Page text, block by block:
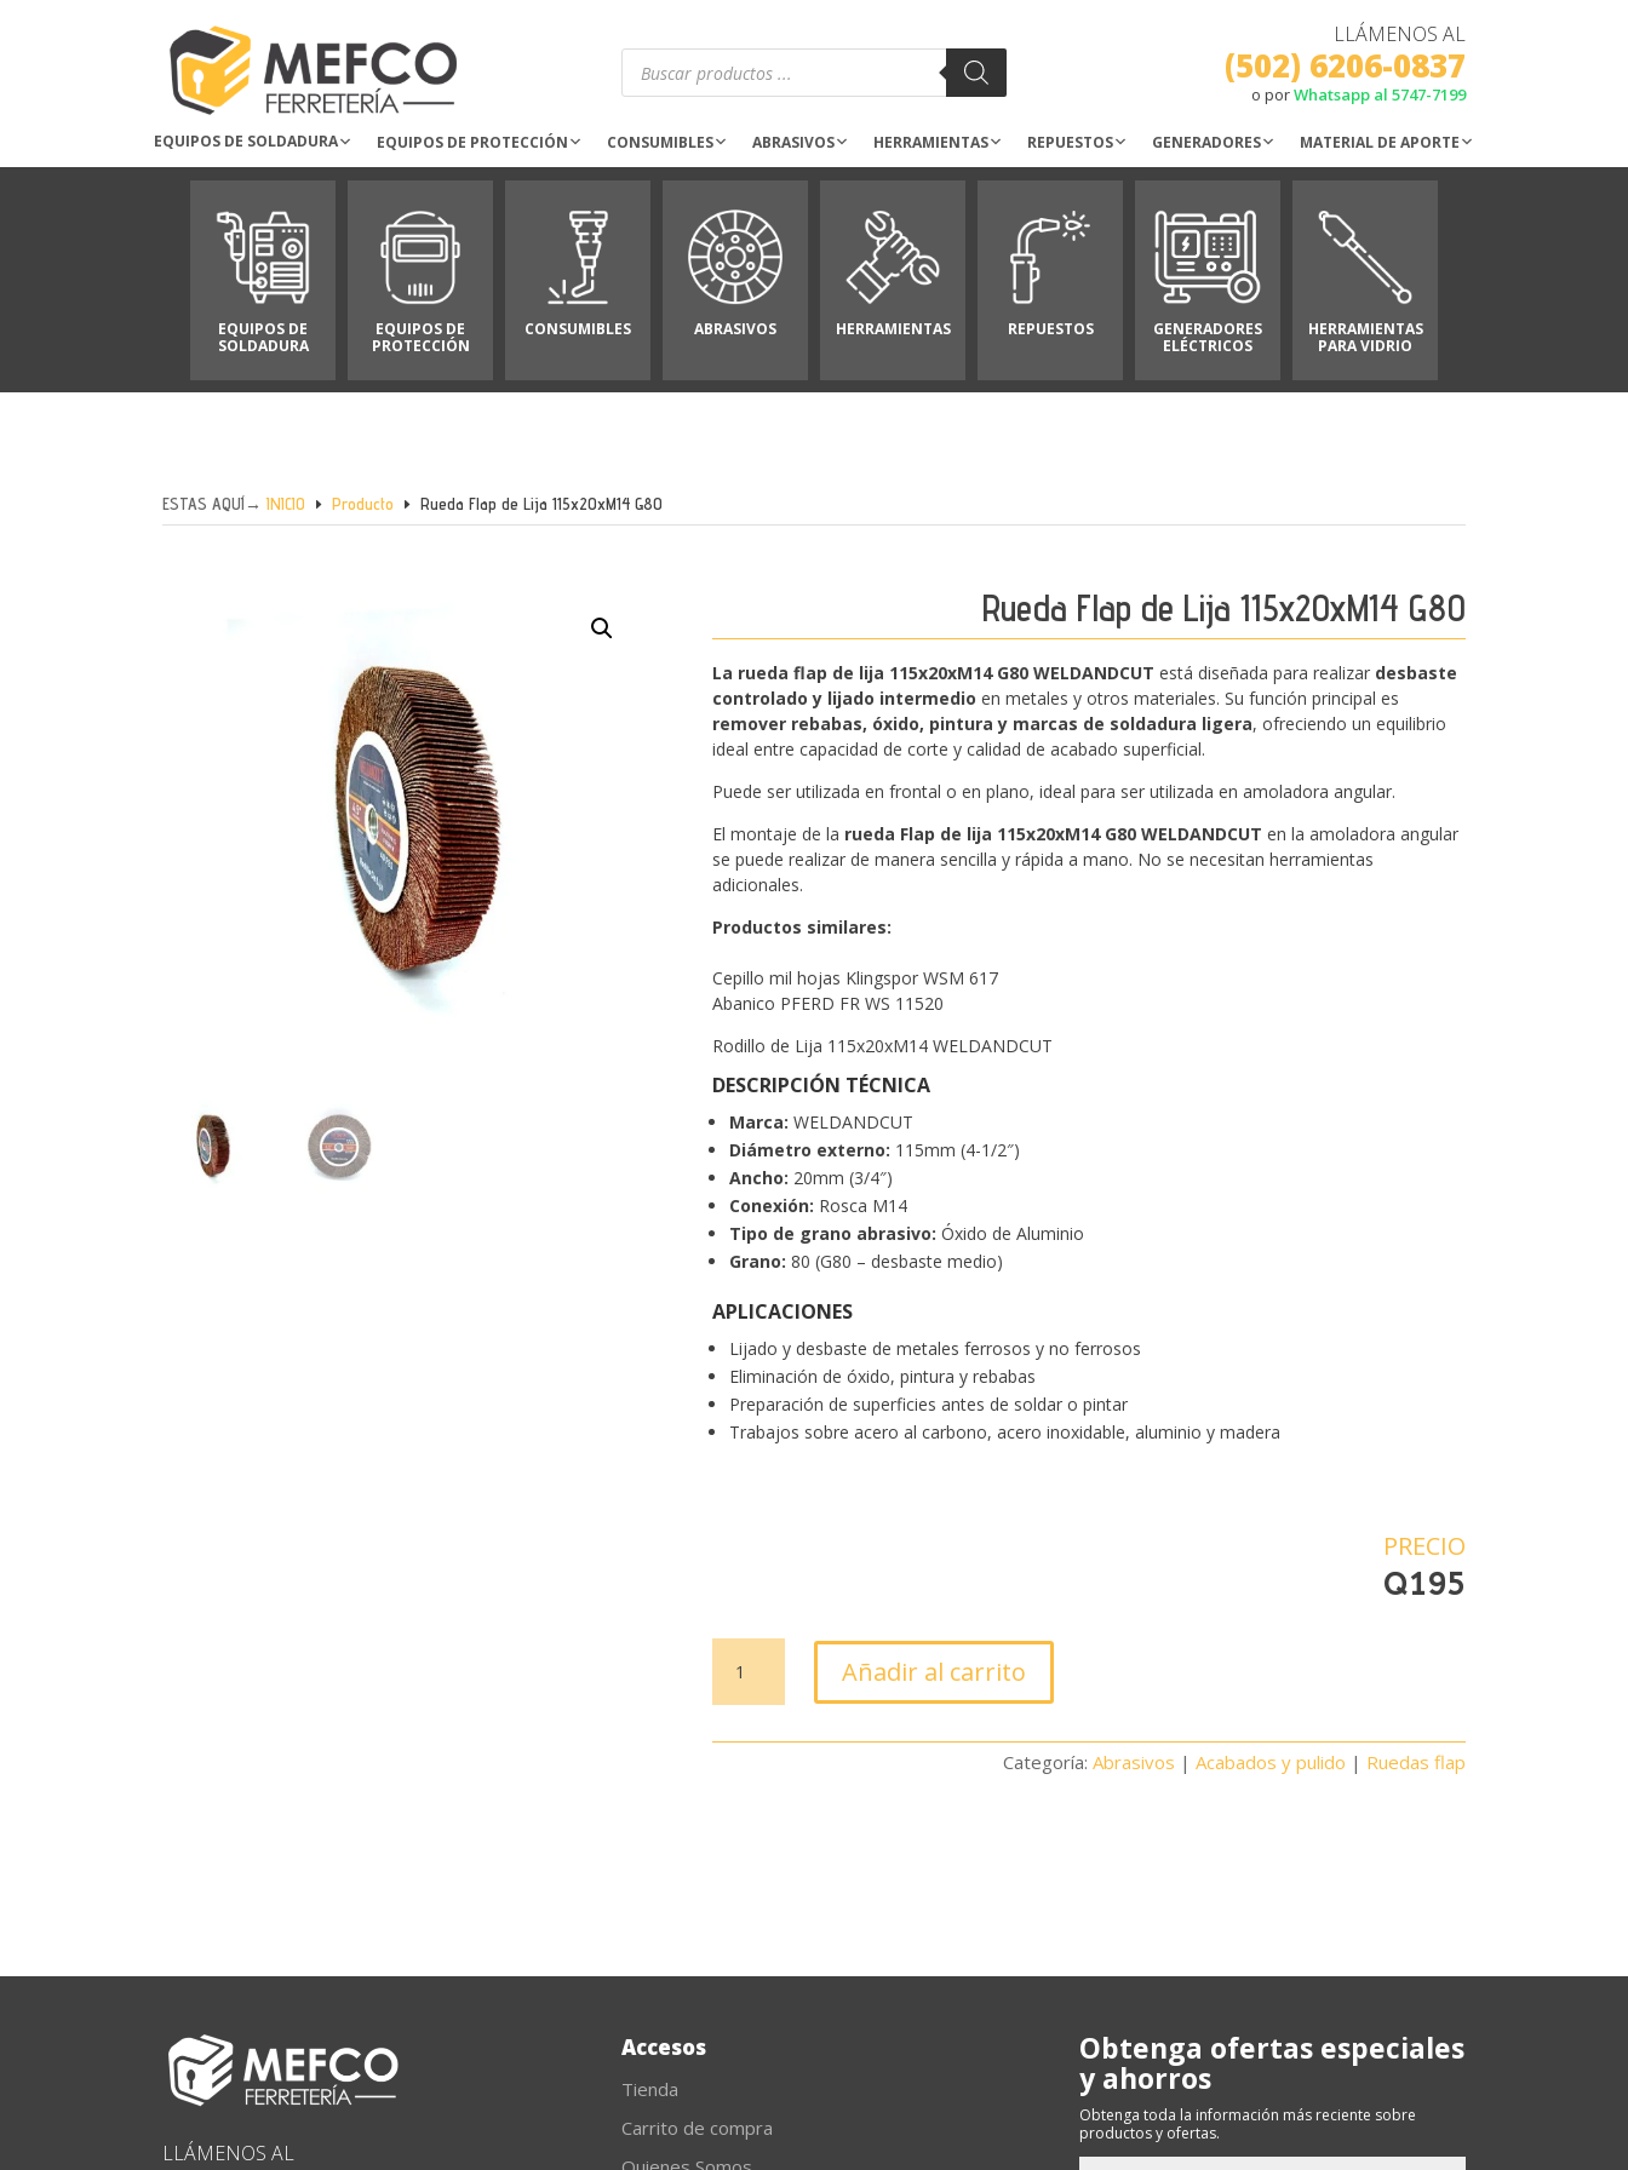
Búsqueda
productos
LLÁMENOS AL
(502) 6206-0837
o porWhatsapp al 5747-7199
EQUIPOS DE SOLDADURA EQUIPOS DE PROTECCIÓN CONSUMIBLES ABRASIVOS HERRAMIENTAS REPUESTOS GENERADORES MATERIAL DE APORTE
EQUIPOS DE
SOLDADURA
EQUIPOS DE
PROTECCIÓN
CONSUMIBLES ABRASIVOS HERRAMIENTAS REPUESTOS
GENERADORES
ELÉCTRICOS
HERRAMIENTAS
PARA VIDRIO
ESTAS AQUÍ→ INICIO E Producto E Rueda Flap de Lija 115x20xM14 G80
Rueda Flap de Lija 115x20xM14 G80
La rueda flap de lija 115x20xM14 G80 WELDANDCUTestá diseñada para realizar desbaste
controlado y lijado intermedio en metales y otros materiales. Su función principal es
remover rebabas, óxido, pintura y marcas de soldadura ligera, ofreciendo un equilibrio
ideal entre capacidad de corte y calidad de acabado superficial.
Puede ser utilizada en frontal o en plano, ideal para ser utilizada en amoladora angular.
El montaje de la rueda Flap de lija 115x20xM14 G80 WELDANDCUT en la amoladora angular
se puede realizar de manera sencilla y rápida a mano. No se necesitan herramientas
adicionales.
Productos similares:
Cepillo mil hojas Klingspor WSM 617
Abanico PFERD FR WS 11520
Rodillo de Lija 115x20xM14 WELDANDCUT
DESCRIPCIÓN TÉCNICA
Marca: WELDANDCUT
Diámetro externo: 115mm (4-1/2″)
Ancho: 20mm (3/4″)
Conexión: Rosca M14
Tipo de grano abrasivo: Óxido de Aluminio
Grano: 80 (G80 – desbaste medio)
APLICACIONES
Lijado y desbaste de metales ferrosos y no ferrosos
Eliminación de óxido, pintura y rebabas
Preparación de superficies antes de soldar o pintar
Trabajos sobre acero al carbono, acero inoxidable, aluminio y madera
PRECIO
Q195
Flap
de
Añadir al carrito
Categoría: Abrasivos | Acabados y pulido | Ruedas flap
LLÁMENOS AL
Accesos
Tienda
Carrito de compra
Obtenga ofertas especiales
y ahorros
Obtenga toda la información más reciente sobre
productos y ofertas.